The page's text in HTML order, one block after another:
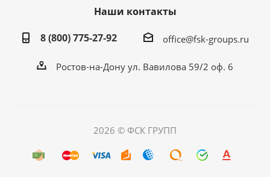
Наши контакты
8 (800) 775-27-92
office@fsk-groups.ru
Ростов-на-Дону ул. Вавилова 59/2 оф. 6
2026 © ФСК ГРУПП